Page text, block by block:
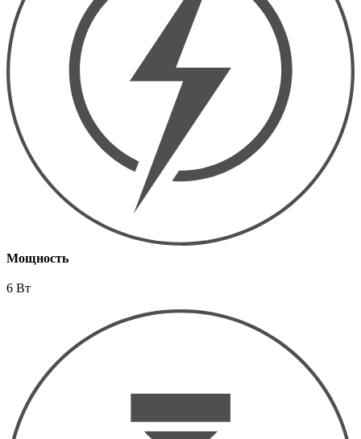
Мощность
6 Вт